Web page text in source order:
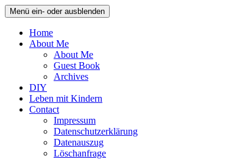
Menü ein- oder ausblenden
Home
About Me
About Me
Guest Book
Archives
DIY
Leben mit Kindern
Contact
Impressum
Datenschutzerklärung
Datenauszug
Löschanfrage